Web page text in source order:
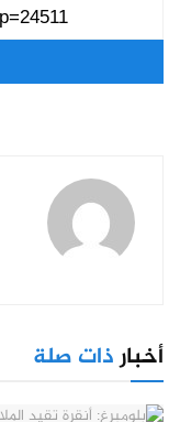
أخبارذات صلة